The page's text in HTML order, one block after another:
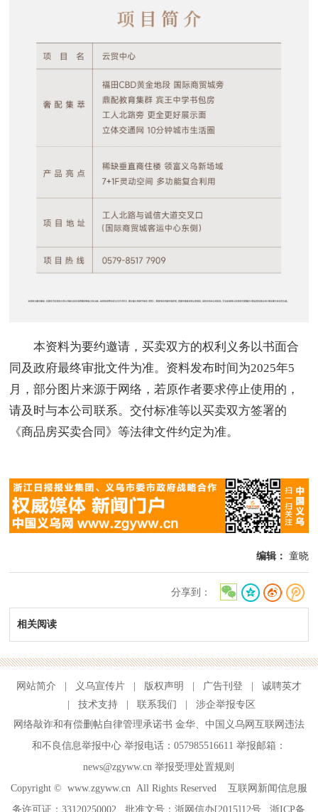
本资料为要约邀请，买卖双方的权利义务以书面合
同及政府最终审批文件为准。资料发布时间为2025年5
月，部分图片来源于网络，若原作者要求停止使用的，
请及时与本公司联系。交付标准等以买卖双方签署的
《商品房买卖合同》等法律文件约定为准。
编辑： 童晓
分享到：
相关阅读
网站简介 义乌宣传片 版权声明 广告刊登
诚聘英才
技术支持 联系我们
涉企举报专区
网络敲诈和有偿删帖自律管理承诺书 金华、 中国义乌网互联网违法
和不良信息举报中心举报电话：057985516611 举报邮箱：
news@zgyww.cn举报受理处置规则
Copyright © www.zgyww.cnAll Rights Reserved 互联网新闻信息服
务许可证：33120250002 批准文号：浙网信办[2015]12号浙ICP备